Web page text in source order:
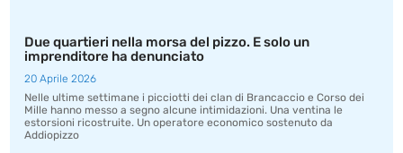
Due quartieri nella morsa del pizzo. E solo un
imprenditore ha denunciato
20 Aprile 2026
Nelle ultime settimane i picciotti dei clan di Brancaccio e Corso dei
Mille hanno messo a segno alcune intimidazioni. Una ventina le
estorsioni ricostruite. Un operatore economico sostenuto da
Addiopizzo